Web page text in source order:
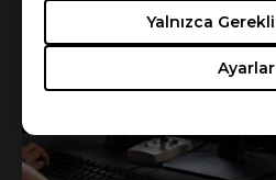
Ayarlar
Yalnızca